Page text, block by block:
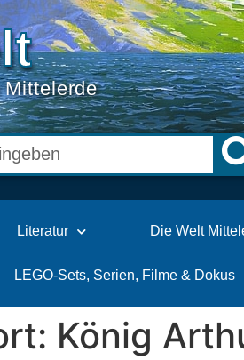
Mittelerde
Literatur Die Welt
LEGO-Sets, Serien, Filme & Dokus
König